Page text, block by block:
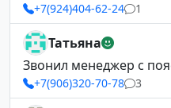
+7(924)404-62-24 1
Татьяна
Звонил менеджер с
+7(906)320-70-78 3